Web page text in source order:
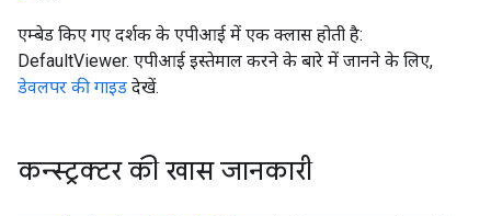
एम्बेड किए गए दर्शक के एपीआई में एक क्लास होती है:
DefaultViewer. एपीआई इस्तेमाल करने के बारे में जानने के लिए,
डेवलपर की गाइड देखें.
कन्स्ट्रक्टर की खास जानकारी